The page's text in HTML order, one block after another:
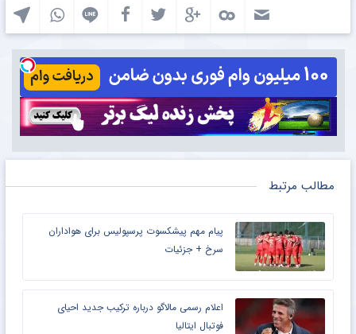
مطالب مرتبط
پیام مهم پیشکسوت پرسپولیس برای هواداران
سرخ + جزئیات
اعلام رسمی مالاگو درباره ترکیب جدید احیای
فوتبال ایتالیا